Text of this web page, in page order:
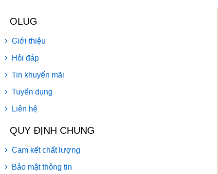
OLUG
Giới thiệu
Hỏi đáp
Tin khuyến mãi
Tuyển dụng
Liên hệ
QUY ĐỊNH CHUNG
Cam kết chất lượng
Bảo mật thông tin